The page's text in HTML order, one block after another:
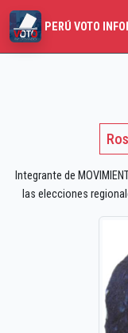
PERÚ VOTO
Integrante de
las elecciones